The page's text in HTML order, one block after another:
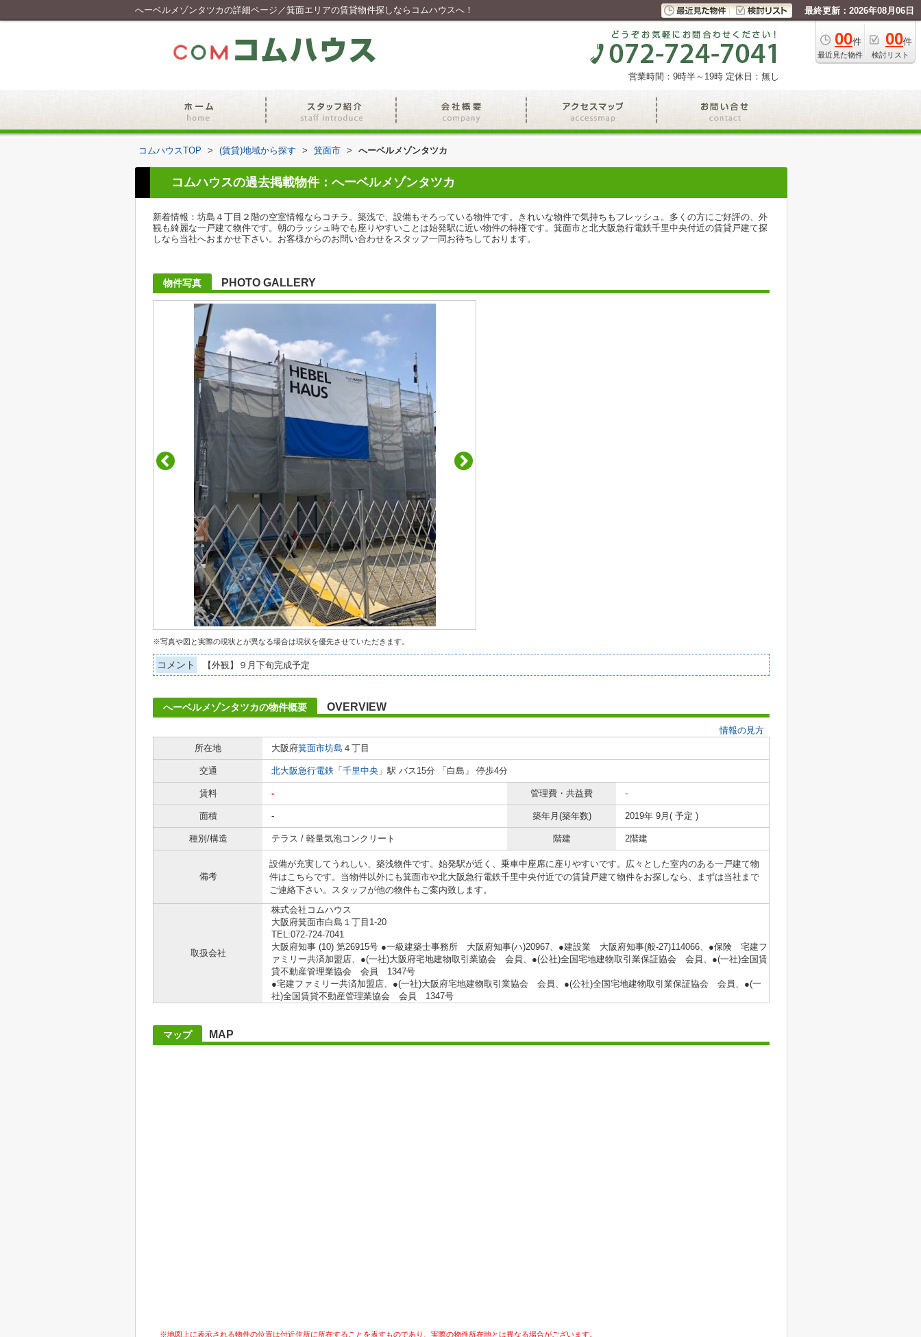
へーベルメゾンタツカの詳細ページ／箕面エリアの賃貸物件探しならコムハウスへ！ 最終更新：2026年08月06日
00件
最近見た物件
00件
検討リスト
営業時間：9時半～19時 定休日：無し
コムハウスTOP > (賃貸)地域から探す > 箕面市 > へーベルメゾンタツカ
コムハウスの過去掲載物件：へーベルメゾンタツカ
新着情報：坊島４丁目２階の空室情報ならコチラ。築浅で、設備もそろっている物件です。きれいな物件で気持ちもフレッシュ。多くの方にご好評の、外
観も綺麗な一戸建て物件です。朝のラッシュ時でも座りやすいことは始発駅に近い物件の特権です。箕面市と北大阪急行電鉄千里中央付近の賃貸戸建て探
しなら当社へおまかせ下さい。お客様からのお問い合わせをスタッフ一同お待ちしております。
物件写真 PHOTO GALLERY
※写真や図と実際の現状とが異なる場合は現状を優先させていただきます。
コメント 【外観】９月下旬完成予定
へーベルメゾンタツカの物件概要 OVERVIEW
情報の見方
所在地
大阪府箕面市坊島 ４丁目
交通 北大阪急行電鉄 「 千里中央 」駅 バス15分 「白島」 停歩4分
賃料 - 管理費・共益費 -
面積 - 築年月(築年数) 2019年 9月( 予定 )
種別/構造 テラス / 軽量気泡コンクリート 階建 2階建
備考
設備が充実してうれしい、築浅物件です。始発駅が近く、乗車中座席に座りやすいです。広々とした室内のある一戸建て物
件はこちらです。当物件以外にも箕面市や北大阪急行電鉄千里中央付近での賃貸戸建て物件をお探しなら、まずは当社まで
ご連絡下さい。スタッフが他の物件もご案内致します。
取扱会社
株式会社コムハウス
大阪府箕面市白島１丁目1-20
TEL:072-724-7041
大阪府知事 (10) 第26915号 ●一級建築士事務所 大阪府知事(ハ)20967、●建設業 大阪府知事(般‐27)114066、●保険 宅建フ
ァミリー共済加盟店、●(一社)大阪府宅地建物取引業協会 会員、●(公社)全国宅地建物取引業保証協会 会員、●(一社)全国賃
貸不動産管理業協会 会員 1347号
●宅建ファミリー共済加盟店、●(一社)大阪府宅地建物取引業協会 会員、●(公社)全国宅地建物取引業保証協会 会員、●(一
社)全国賃貸不動産管理業協会 会員 1347号
マップ MAP
※地図上に表示される物件の位置は付近住所に所在することを表すものであり、実際の物件所在地とは異なる場合がございます。